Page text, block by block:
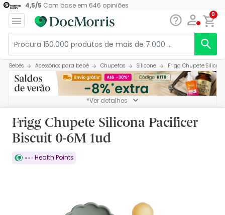
4,5/5 Com base em 646 opiniões
0
Bebés Acessórios para bebé Chupetas Silicone Frigg Chupete
*Ver detalhes
Frigg Chupete Silicona Pacificer
Biscuit 0-6M 1ud
Health Points